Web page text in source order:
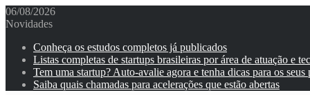
06/08/2026
Novidades
Conheça os estudos completos já publicados
Listas completas de startups brasileiras por área de atuação e
Tem uma startup? Auto-avalie agora e tenha dicas para os seus
Saiba quais chamadas para acelerações que estão abertas